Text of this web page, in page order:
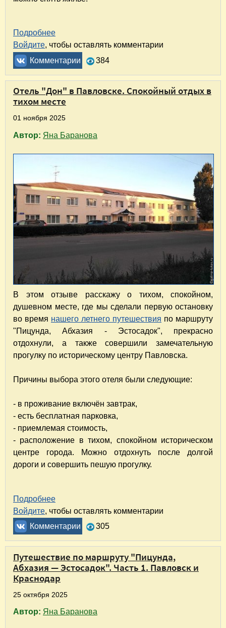
Подробнее
Войдите, чтобы оставлять комментарии
Комментарии
384
Отель "Дон" в Павловске. Спокойный отдых в
тихом месте
01 ноября 2025
Автор: Яна Баранова
В этом отзыве расскажу о тихом, спокойном,
душевном месте, где мы сделали первую остановку
во время нашего летнего путешествия по маршруту
"Пицунда, Абхазия - Эстосадок", прекрасно
отдохнули, а также совершили замечательную
прогулку по историческому центру Павловска.
Причины выбора этого отеля были следующие:
- в проживание включён завтрак,
- есть бесплатная парковка,
- приемлемая стоимость,
- расположение в тихом, спокойном историческом
центре города. Можно отдохнуть после долгой
дороги и совершить пешую прогулку.
Подробнее
Войдите, чтобы оставлять комментарии
Комментарии
305
Путешествие по маршруту "Пицунда,
Абхазия — Эстосадок". Часть 1. Павловск и
Краснодар
25 октября 2025
Автор: Яна Баранова